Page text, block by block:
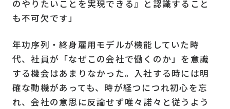
のやりたいことを実現できる』と認識すること
も不可欠です」
年功序列・終身雇用モデルが機能していた時
代、社員が「なぜこの会社で働くのか」を意識
する機会はあまりなかった。入社する時には明
確な動機があっても、時が経つにつれ初心を忘
れ、会社の意思に反論せず唯々諾々と従うよう